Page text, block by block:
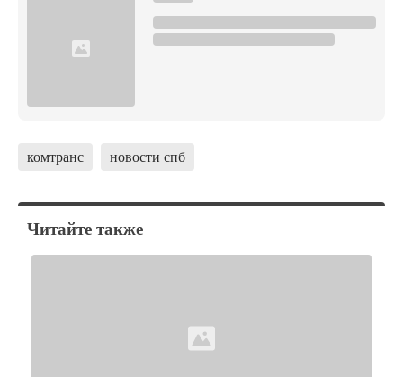
комтранс новости спб
Читайте также